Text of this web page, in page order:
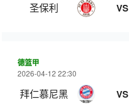
圣保利 VS
德篮甲
2026-04-12 22:30
拜仁慕尼黑 VS